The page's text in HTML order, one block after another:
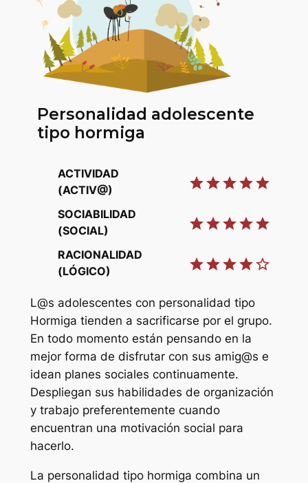
Personalidad adolescente
tipo hormiga
ACTIVIDAD
(ACTIV@)
starstarstarstarstar
SOCIABILIDAD
(SOCIAL)
starstarstarstarstar
RACIONALIDAD
(LÓGICO)
starstarstarstarstar_border
L@s adolescentes con personalidad tipo
Hormiga tienden a sacrificarse por el grupo.
En todo momento están pensando en la
mejor forma de disfrutar con sus amig@s e
idean planes sociales continuamente.
Despliegan sus habilidades de organización
y trabajo preferentemente cuando
encuentran una motivación social para
hacerlo.
La personalidad tipo hormiga combina un